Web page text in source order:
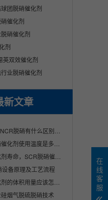
团脱硝催化剂
催化剂
硝催化剂
剂
英双效催化剂
业脱硝催化剂
新文章
区别？SCR脱硝技术与SNCR脱硝技术的不同之处
用温度是多少？适用哪些行业？
，SCR脱硝催化剂使用寿命多少年
备原理及工艺流程
积用量应该怎么样来计算呢？
烟气脱硫脱硝技术
在
线
客
服